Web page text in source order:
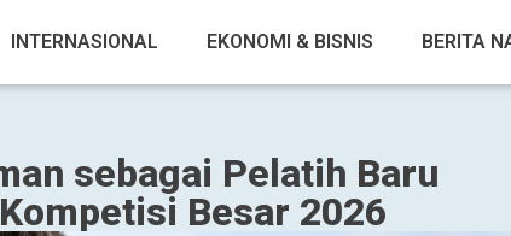
INTERNASIONAL EKONOMI & BISNIS BERITA
sebagai Pelatih Baru
Besar 2026